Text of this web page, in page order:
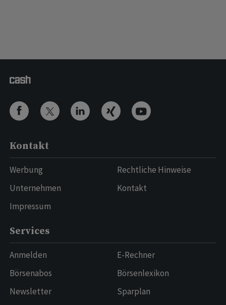
Kontakt
Werbung
Unternehmen
Impressum
Rechtliche Hinweise
Kontakt
Services
Anmelden
Börsenabos
Newsletter
E-Rechner
Börsenlexikon
Sparplan